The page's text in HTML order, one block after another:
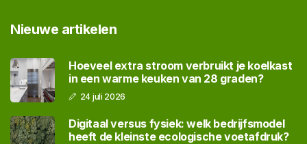
Nieuwe artikelen
Hoeveel extra stroom verbruikt je koelkast
in een warme keuken van 28 graden?
24 juli 2026
Digitaal versus fysiek: welk bedrijfsmodel
heeft de kleinste ecologische voetafdruk?